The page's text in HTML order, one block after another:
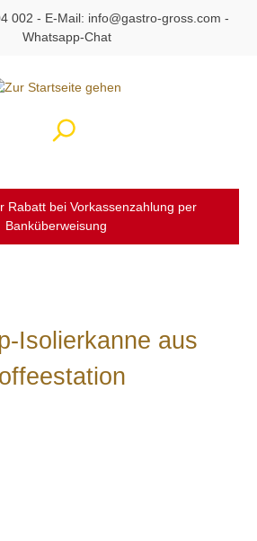
002 - E-Mail: info@gastro-gross.com -
Whatsapp-Chat
Rabatt bei Vorkassenzahlung per
Banküberweisung
Isolierkanne aus